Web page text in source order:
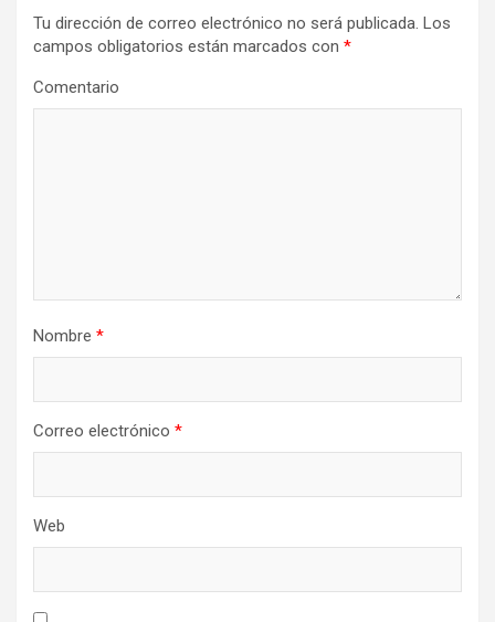
Tu dirección de correo electrónico no será publicada. Los
campos obligatorios están marcados con *
Comentario
Nombre *
Correo electrónico *
Web